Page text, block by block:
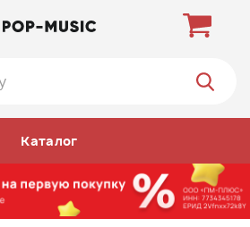
Каталог